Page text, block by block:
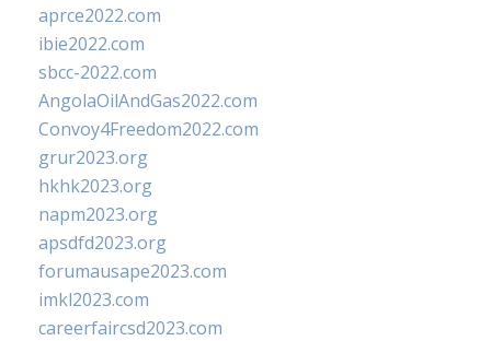
aprce2022.com
ibie2022.com
sbcc-2022.com
AngolaOilAndGas2022.com
Convoy4Freedom2022.com
grur2023.org
hkhk2023.org
napm2023.org
apsdfd2023.org
forumausape2023.com
imkl2023.com
careerfaircsd2023.com